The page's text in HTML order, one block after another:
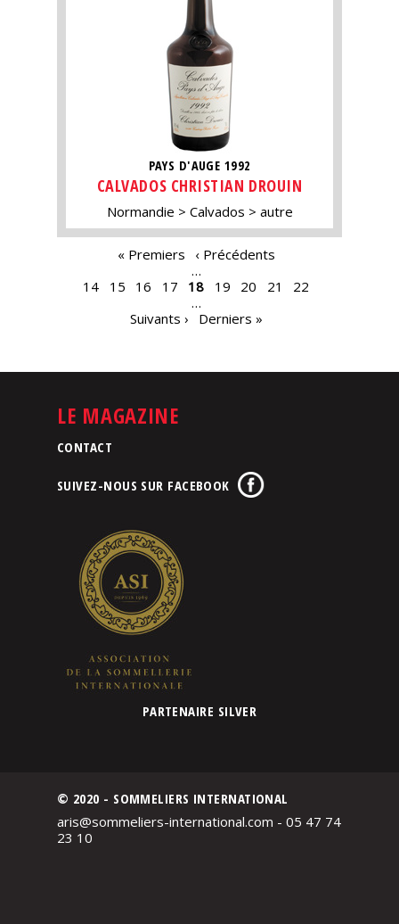
PAYS D'AUGE 1992
CALVADOS CHRISTIAN DROUIN
Normandie Calvados autre
« Premiers
‹ Précédents
…
14
15 16 17 18 19 20 21
22
…
Suivants ›
Derniers »
LE MAGAZINE
CONTACT
SUIVEZ-NOUS SUR FACEBOOK
PARTENAIRE SILVER
© 2020 - SOMMELIERS INTERNATIONAL
aris@sommeliers-international.com - 05 47 74
23 10